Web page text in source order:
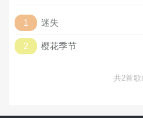
1 迷失
2 樱花季节
共2首歌